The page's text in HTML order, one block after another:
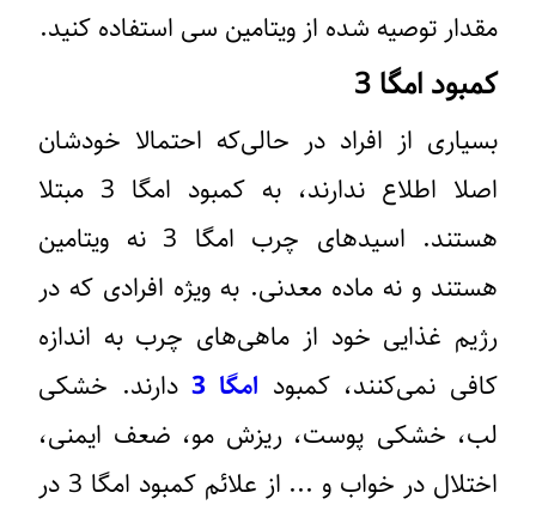
مقدار توصیه شده از ویتامین سی استفاده کنید.
کمبود امگا 3
بسیاری از افراد در حالی‌که احتمالا خودشان
اصلا اطلاع ندارند، به کمبود امگا 3 مبتلا
هستند. اسیدهای چرب امگا 3 نه ویتامین
هستند و نه ماده معدنی. به ویژه افرادی که در
رژیم غذایی خود از ماهی‌های چرب به اندازه
کافی نمی‌کنند، کمبود امگا 3
دارند. خشکی
لب، خشکی پوست، ریزش مو، ضعف ایمنی،
اختلال در خواب و ... از علائم کمبود امگا 3 در